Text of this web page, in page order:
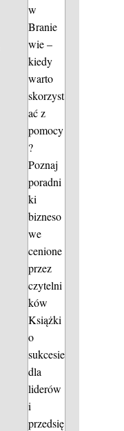
w
Branie
wie –
kiedy
warto
skorzyst
ać z
pomocy
?
Poznaj
poradni
ki
bizneso
we
cenione
przez
czytelni
ków
Książki
o
sukcesie
dla
liderów
i
przedsię